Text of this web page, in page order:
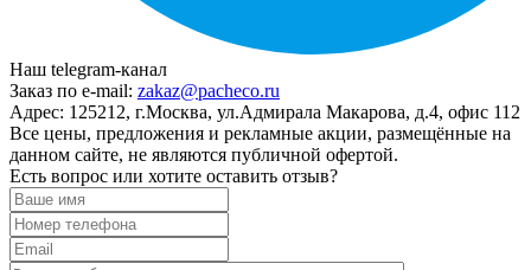
Наш telegram-канал
Заказ по e-mail: zakaz@pacheco.ru
Адрес: 125212, г.Москва, ул.Адмирала Макарова, д.4, офис 112
Все цены, предложения и рекламные акции, размещённые на
данном сайте, не являются публичной офертой.
Есть вопрос или хотите оставить отзыв?